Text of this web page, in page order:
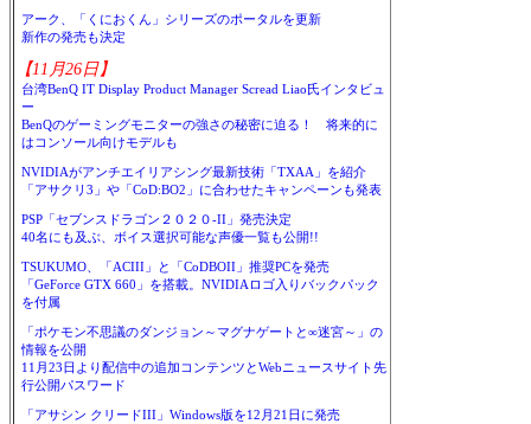
アーク、「くにおくん」シリーズのポータルを更新
新作の発売も決定
【11月26日】
台湾BenQ IT Display Product Manager Scread Liao氏インタビュ
ー
BenQのゲーミングモニターの強さの秘密に迫る！ 将来的に
はコンソール向けモデルも
NVIDIAがアンチエイリアシング最新技術「TXAA」を紹介
「アサクリ3」や「CoD:BO2」に合わせたキャンペーンも発表
PSP「セブンスドラゴン２０２０-II」発売決定
40名にも及ぶ、ボイス選択可能な声優一覧も公開!!
TSUKUMO、「ACIII」と「CoDBOII」推奨PCを発売
「GeForce GTX 660」を搭載。NVIDIAロゴ入りバックパック
を付属
「ポケモン不思議のダンジョン～マグナゲートと∞迷宮～」の
情報を公開
11月23日より配信中の追加コンテンツとWebニュースサイト先
行公開パスワード
「アサシン クリードIII」Windows版を12月21日に発売